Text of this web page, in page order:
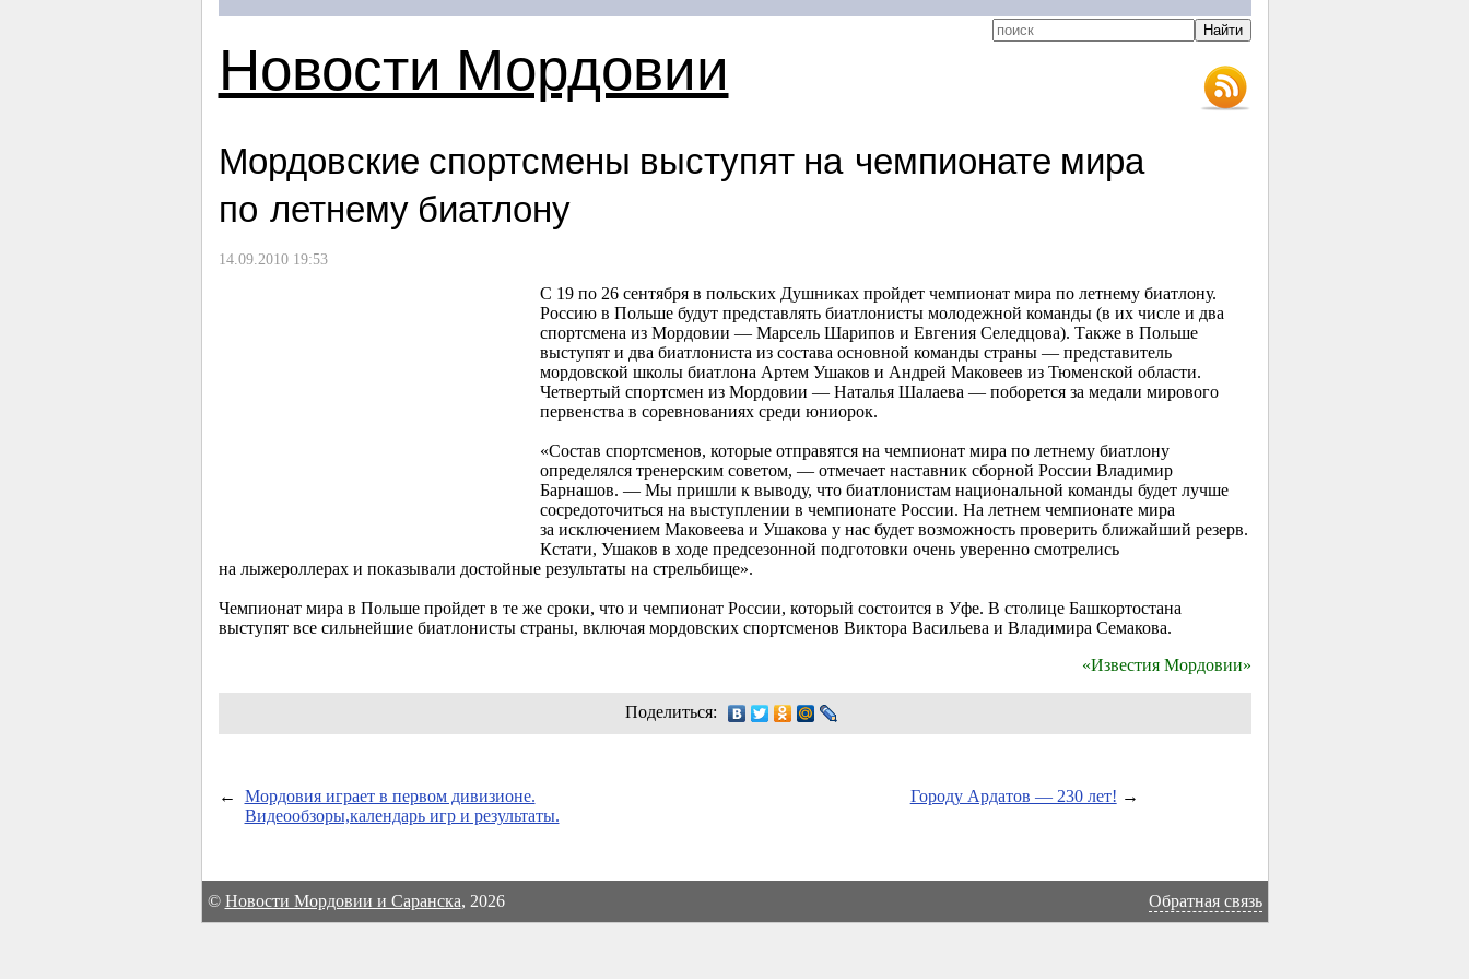
Новости Мордовии
Мордовские спортсмены выступят на чемпионате мира
по летнему биатлону
14.09.2010 19:53
С 19 по 26 сентября в польских Душниках пройдет чемпионат мира по летнему биатлону.
Россию в Польше будут представлять биатлонисты молодежной команды (в их числе и два
спортсмена из Мордовии — Марсель Шарипов и Евгения Селедцова). Также в Польше
выступят и два биатлониста из состава основной команды страны — представитель
мордовской школы биатлона Артем Ушаков и Андрей Маковеев из Тюменской области.
Четвертый спортсмен из Мордовии — Наталья Шалаева — поборется за медали мирового
первенства в соревнованиях среди юниорок.
«Состав спортсменов, которые отправятся на чемпионат мира по летнему биатлону
определялся тренерским советом, — отмечает наставник сборной России Владимир
Барнашов. — Мы пришли к выводу, что биатлонистам национальной команды будет лучше
сосредоточиться на выступлении в чемпионате России. На летнем чемпионате мира
за исключением Маковеева и Ушакова у нас будет возможность проверить ближайший резерв.
Кстати, Ушаков в ходе предсезонной подготовки очень уверенно смотрелись
на лыжероллерах и показывали достойные результаты на стрельбище».
Чемпионат мира в Польше пройдет в те же сроки, что и чемпионат России, который состоится в Уфе. В столице Башкортостана
выступят все сильнейшие биатлонисты страны, включая мордовских спортсменов Виктора Васильева и Владимира Семакова.
«Известия Мордовии»
Поделиться:
←
Мордовия играет в первом дивизионе.
Видеообзоры,календарь игр и результаты.
Городу Ардатов — 230 лет! →
© Новости Мордовии и Саранска, 2026 Обратная связь